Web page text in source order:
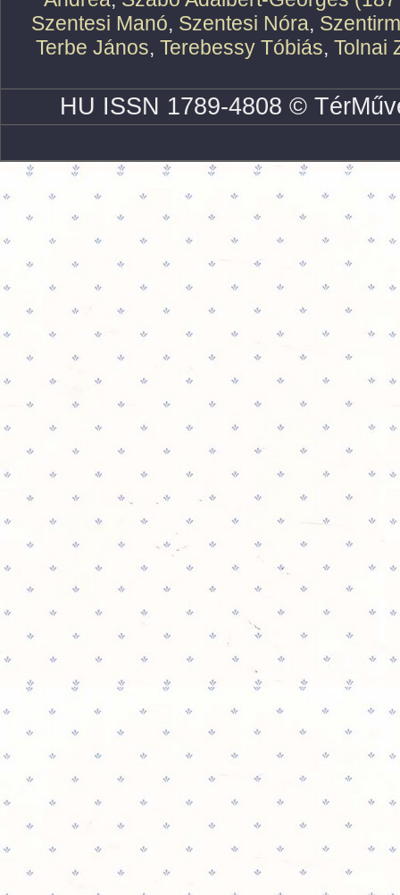
Szentesi Manó, Szentesi Nóra,
Terbe János, Terebessy Tóbiás, Tolnai
HU ISSN 1789-4808 ©